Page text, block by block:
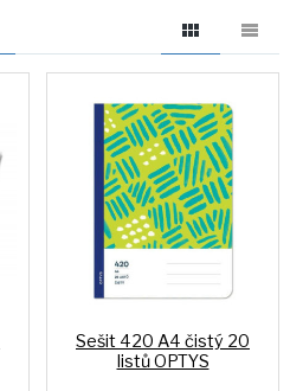
Sešit 420 A4 čistý 20
listů OPTYS